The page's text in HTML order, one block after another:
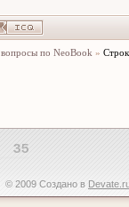
по NeoBook »
© 2009 Создано в